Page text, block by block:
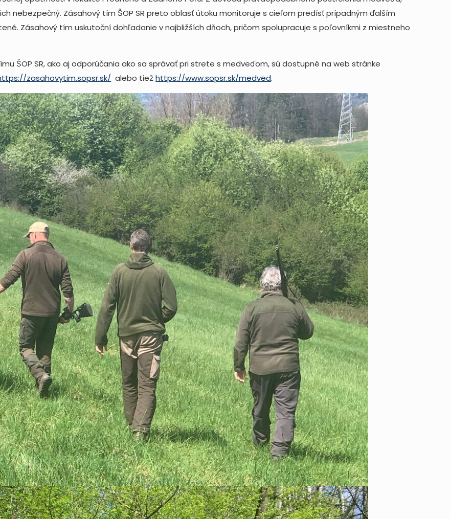
nebezpečný. Zásahový tím ŠOP SR preto oblasť útoku monitoruje s cieľom predísť prípadným ďalším
Zásahový tím uskutoční dohľadanie v najbližších dňoch, pričom spolupracuje s poľovníkmi z miestneho
ŠOP SR, ako aj odporúčania ako sa správať pri strete s medveďom, sú dostupné na web stránke
zasahovytim.sopsr.sk/ alebo tiežhttps://www.sopsr.sk/medved.